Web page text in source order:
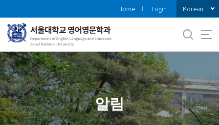
로
메
뉴
Home Login Korean
알림